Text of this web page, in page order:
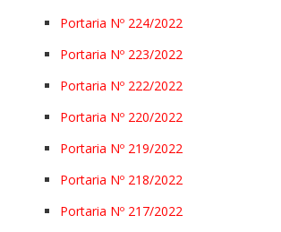
Portaria Nº 224/2022
Portaria Nº 223/2022
Portaria Nº 222/2022
Portaria Nº 220/2022
Portaria Nº 219/2022
Portaria Nº 218/2022
Portaria Nº 217/2022